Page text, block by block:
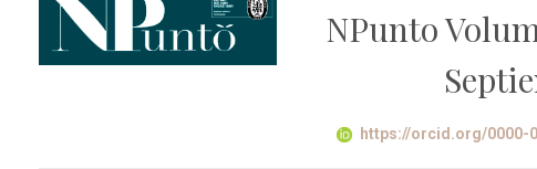
NPunto
https://orcid.org/0000-